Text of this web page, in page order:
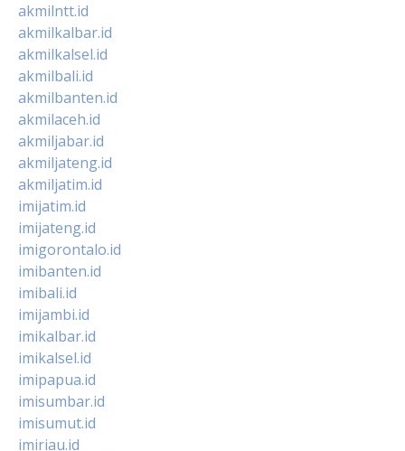
akmilntt.id
akmilkalbar.id
akmilkalsel.id
akmilbali.id
akmilbanten.id
akmilaceh.id
akmiljabar.id
akmiljateng.id
akmiljatim.id
imijatim.id
imijateng.id
imigorontalo.id
imibanten.id
imibali.id
imijambi.id
imikalbar.id
imikalsel.id
imipapua.id
imisumbar.id
imisumut.id
imiriau.id